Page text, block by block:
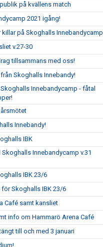
på kvällens match
2021 igång!
på Skoghalls Innebandycamp
v.27-30
tillsammans med oss!
Skoghalls Innebandy!
Innebandycamp - fåtal
Innebandy!
IBK
Innebandycamp v.31
IBK 23/6
Skoghalls IBK 23/6
Café samt kansliet
info om Hammarö Arena Café
till och med 3 januari